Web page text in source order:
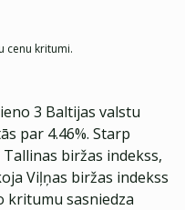
cenu kritumi.
3 Baltijas valstu
par 4.46%. Starp
biržas indekss,
Viļņas biržas indekss
kritumu sasniedza